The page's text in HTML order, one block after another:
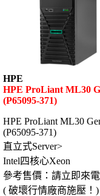
HPE
HPE ProLiant ML30
(P65095-371)
HPE ProLiant ML30
(P65095-371)
直立式Server>
Intel四核心Xeon
參考售價：請立即來
( 破壞行情廠商施壓！)